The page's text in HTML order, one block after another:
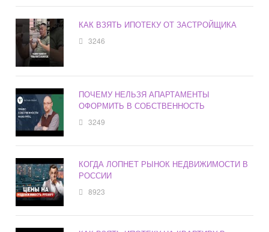
КАК ВЗЯТЬ ИПОТЕКУ ОТ ЗАСТРОЙЩИКА
3246
ПОЧЕМУ НЕЛЬЗЯ АПАРТАМЕНТЫ
ОФОРМИТЬ В СОБСТВЕННОСТЬ
3249
КОГДА ЛОПНЕТ РЫНОК НЕДВИЖИМОСТИ В
РОССИИ
8923